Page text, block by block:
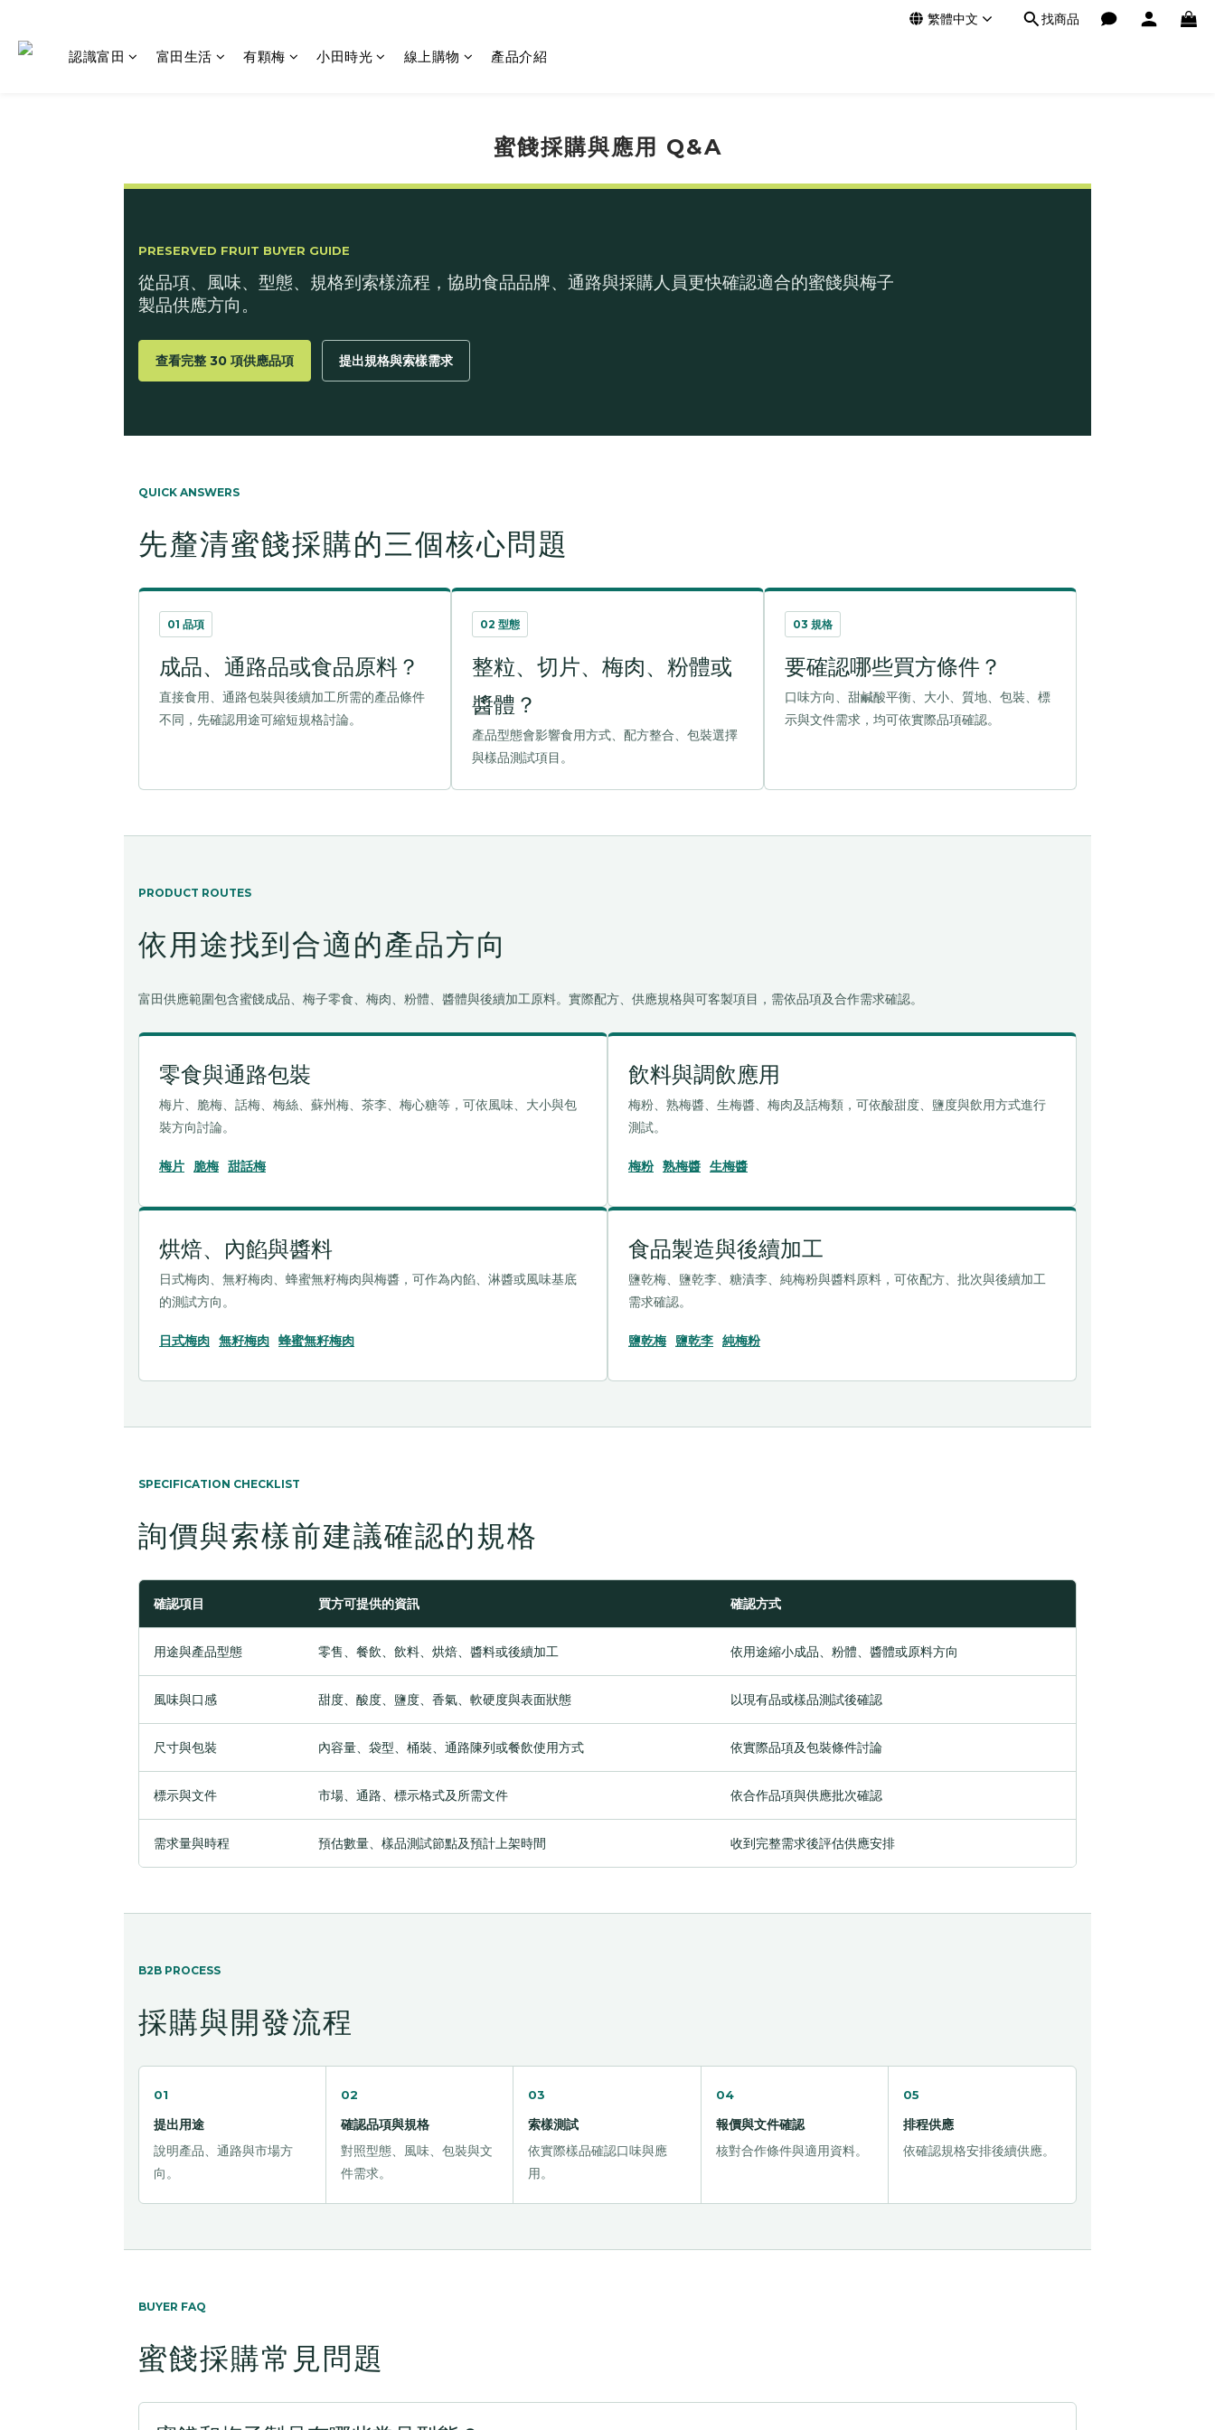
繁體中文 找商品
認識富田 富田生活 有顆梅 小田時光 線上購物 產品介紹
蜜餞採購與應用 Q&A
PRESERVED FRUIT BUYER GUIDE
從品項、風味、型態、規格到索樣流程，協助食品品牌、通路與採購人員更快確認適合的蜜餞與梅子
製品供應方向。
查看完整 30 項供應品項 提出規格與索樣需求
QUICK ANSWERS
先釐清蜜餞採購的三個核心問題
01 品項
成品、通路品或食品原料？
直接食用、通路包裝與後續加工所需的產品條件
不同，先確認用途可縮短規格討論。
02 型態
整粒、切片、梅肉、粉體或
醬體？
產品型態會影響食用方式、配方整合、包裝選擇
與樣品測試項目。
03 規格
要確認哪些買方條件？
口味方向、甜鹹酸平衡、大小、質地、包裝、標
示與文件需求，均可依實際品項確認。
PRODUCT ROUTES
依用途找到合適的產品方向
富田供應範圍包含蜜餞成品、梅子零食、梅肉、粉體、醬體與後續加工原料。實際配方、供應規格與可客製項目，需依品項及合作需求確認。
零食與通路包裝
梅片、脆梅、話梅、梅絲、蘇州梅、茶李、梅心糖等，可依風味、大小與包
裝方向討論。
梅片 脆梅 甜話梅
飲料與調飲應用
梅粉、熟梅醬、生梅醬、梅肉及話梅類，可依酸甜度、鹽度與飲用方式進行
測試。
梅粉 熟梅醬 生梅醬
烘焙、內餡與醬料
日式梅肉、無籽梅肉、蜂蜜無籽梅肉與梅醬，可作為內餡、淋醬或風味基底
的測試方向。
日式梅肉 無籽梅肉 蜂蜜無籽梅肉
食品製造與後續加工
鹽乾梅、鹽乾李、糖漬李、純梅粉與醬料原料，可依配方、批次與後續加工
需求確認。
鹽乾梅 鹽乾李 純梅粉
SPECIFICATION CHECKLIST
詢價與索樣前建議確認的規格
確認項目 買方可提供的資訊 確認方式
用途與產品型態 零售、餐飲、飲料、烘焙、醬料或後續加工 依用途縮小成品、粉體、醬體或原料方向
風味與口感 甜度、酸度、鹽度、香氣、軟硬度與表面狀態 以現有品或樣品測試後確認
尺寸與包裝 內容量、袋型、桶裝、通路陳列或餐飲使用方式 依實際品項及包裝條件討論
標示與文件 市場、通路、標示格式及所需文件 依合作品項與供應批次確認
需求量與時程 預估數量、樣品測試節點及預計上架時間 收到完整需求後評估供應安排
B2B PROCESS
採購與開發流程
01
提出用途
說明產品、通路與市場方
向。
02
確認品項與規格
對照型態、風味、包裝與文
件需求。
03
索樣測試
依實際樣品確認口味與應
用。
04
報價與文件確認
核對合作條件與適用資料。
05
排程供應
依確認規格安排後續供應。
BUYER FAQ
蜜餞採購常見問題